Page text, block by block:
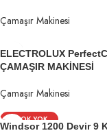
Çamaşır Makinesi
ELECTROLUX
ÇAMAŞIR MAKİNESİ
Çamaşır Makinesi
STOK YOK
Windsor 1200 Devir 9